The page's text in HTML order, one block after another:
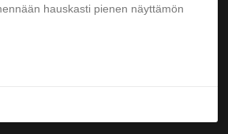
hauskasti pienen näyttämön